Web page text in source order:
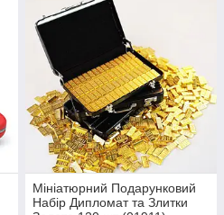
Мініатюрний Подарунковий
Набір Дипломат та Злитки